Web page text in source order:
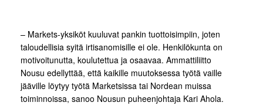
– Markets-yksiköt kuuluvat pankin tuottoisimpiin, joten
taloudellisia syitä irtisanomisille ei ole. Henkilökunta on
motivoitunutta, koulutettua ja osaavaa. Ammattiliitto
Nousu edellyttää, että kaikille muutoksessa työtä vaille
jääville löytyy työtä Marketsissa tai Nordean muissa
toiminnoissa, sanoo Nousun puheenjohtaja Kari Ahola.